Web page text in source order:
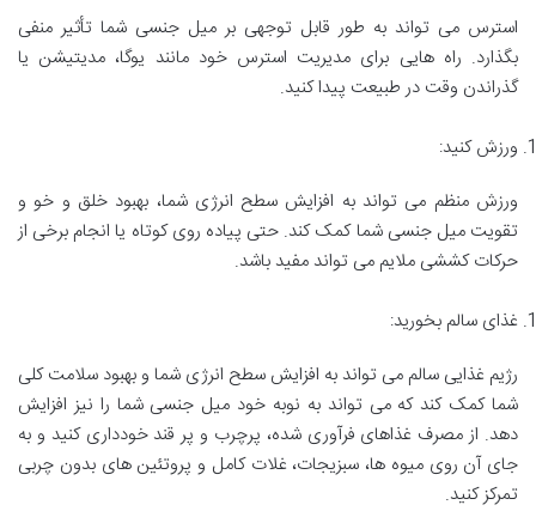
استرس می تواند به طور قابل توجهی بر میل جنسی شما تأثیر منفی
بگذارد. راه هایی برای مدیریت استرس خود مانند یوگا، مدیتیشن یا
گذراندن وقت در طبیعت پیدا کنید.
ورزش کنید:
ورزش منظم می تواند به افزایش سطح انرژی شما، بهبود خلق و خو و
تقویت میل جنسی شما کمک کند. حتی پیاده روی کوتاه یا انجام برخی از
حرکات کششی ملایم می تواند مفید باشد.
غذای سالم بخورید:
رژیم غذایی سالم می تواند به افزایش سطح انرژی شما و بهبود سلامت کلی
شما کمک کند که می تواند به نوبه خود میل جنسی شما را نیز افزایش
دهد. از مصرف غذاهای فرآوری شده، پرچرب و پر قند خودداری کنید و به
جای آن روی میوه ها، سبزیجات، غلات کامل و پروتئین های بدون چربی
تمرکز کنید.